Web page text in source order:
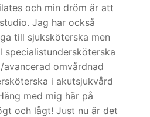
och min dröm är att
Jag har också
till sjuksköterska men
omvårdnad
i akutsjukvård
med mig här på
och lågt! Just nu är det